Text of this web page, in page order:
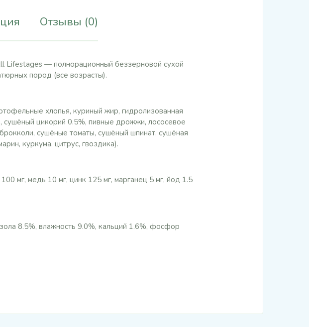
Отзывы (0)
— полнорационный беззерновой сухой
пород (все возрасты).
хлопья, куриный жир, гидролизованная
сушёный цикорий 0.5%, пивные дрожжи, лососевое
сушёные томаты, сушёный шпинат, сушёная
куркума, цитрус, гвоздика).
мг, медь 10 мг, цинк 125 мг, марганец 5 мг, йод 1.5
8.5%, влажность 9.0%, кальций 1.6%, фосфор